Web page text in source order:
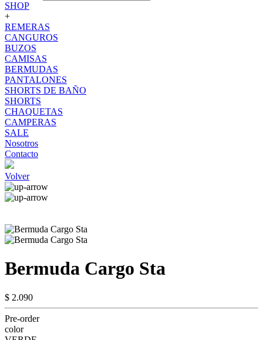
SHOP
+
REMERAS
CANGUROS
BUZOS
CAMISAS
BERMUDAS
PANTALONES
SHORTS DE BAÑO
SHORTS
CHAQUETAS
CAMPERAS
SALE
Nosotros
Contacto
Volver
Bermuda Cargo Sta
$ 2.090
Pre-order
color